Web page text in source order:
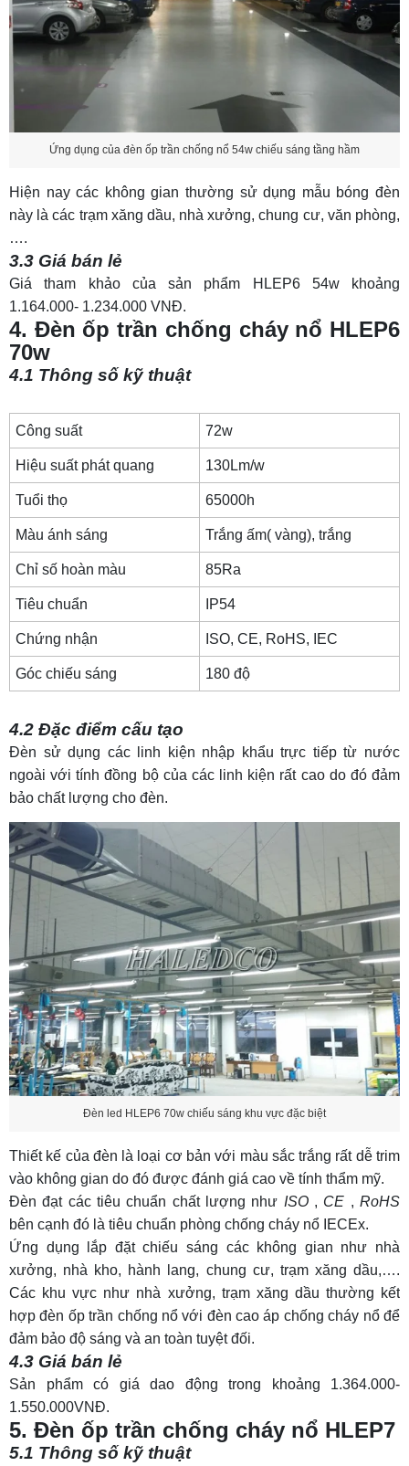
Ứng dụng của đèn ốp trần chống nổ 54w chiếu sáng tầng hầm
Hiện nay các không gian thường sử dụng mẫu bóng đèn
này là các trạm xăng dầu, nhà xưởng, chung cư, văn phòng,
….
3.3 Giá bán lẻ
Giá tham khảo của sản phẩm HLEP6 54w khoảng
1.164.000- 1.234.000 VNĐ.
4. Đèn ốp trần chống cháy nổ HLEP6
70w
4.1 Thông số kỹ thuật
Công suất 72w
Hiệu suất phát quang 130Lm/w
Tuổi thọ 65000h
Màu ánh sáng Trắng ấm( vàng), trắng
Chỉ số hoàn màu 85Ra
Tiêu chuẩn IP54
Chứng nhận ISO, CE, RoHS, IEC
Góc chiếu sáng 180 độ
4.2 Đặc điểm cấu tạo
Đèn sử dụng các linh kiện nhập khẩu trực tiếp từ nước
ngoài với tính đồng bộ của các linh kiện rất cao do đó đảm
bảo chất lượng cho đèn.
Đèn led HLEP6 70w chiếu sáng khu vực đặc biệt
Thiết kế của đèn là loại cơ bản với màu sắc trắng rất dễ trim
vào không gian do đó được đánh giá cao về tính thẩm mỹ.
Đèn đạt các tiêu chuẩn chất lượng như ISO , CE ,RoHS
bên cạnh đó là tiêu chuẩn phòng chống cháy nổ IECEx.
Ứng dụng lắp đặt chiếu sáng các không gian như nhà
xưởng, nhà kho, hành lang, chung cư, trạm xăng dầu,….
Các khu vực như nhà xưởng, trạm xăng dầu thường kết
hợp đèn ốp trần chống nổ với đèn cao áp chống cháy nổđể
đảm bảo độ sáng và an toàn tuyệt đối.
4.3 Giá bán lẻ
Sản phẩm có giá dao động trong khoảng 1.364.000-
1.550.000VNĐ.
5. Đèn ốp trần chống cháy nổ HLEP7
5.1 Thông số kỹ thuật